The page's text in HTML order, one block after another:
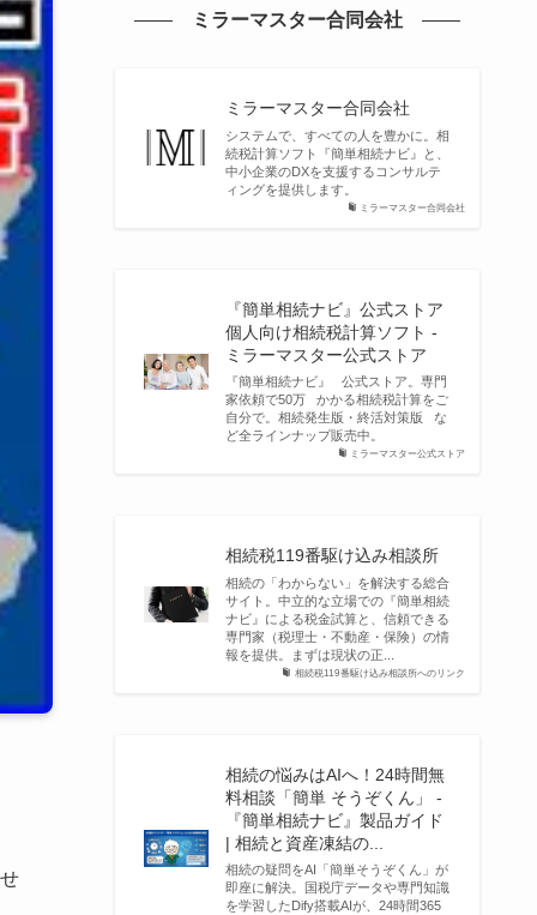
ミラーマスター合同会社
ミラーマスター合同会社
ミラーマスター合同会社
システムで、すべての人を豊かに。相
続税計算ソフト『簡単相続ナビ』と、
中小企業のDXを支援するコンサルテ
ィングを提供します。
ミラーマスター公式ストア
『簡単相続ナビ』公式ストア
個人向け相続税計算ソフト -
ミラーマスター公式ストア
『簡単相続ナビ』 公式ストア。専門
家依頼で50万 かかる相続税計算をご
自分で。相続発生版・終活対策版 な
ど全ラインナップ販売中。
相続税119番駆け込み相談所へのリンク
相続税119番駆け込み相談所
相続の「わからない」を解決する総合
サイト。中立的な立場での『簡単相続
ナビ』による税金試算と、信頼できる
専門家（税理士・不動産・保険）の情
報を提供。まずは現状の正...
相続の悩みはAIへ！24時間無
料相談「簡単 そうぞくん」 -
『簡単相続ナビ』製品ガイド
| 相続と資産凍結の...
相続の疑問をAI「簡単そうぞくん」が
即座に解決。国税庁データや専門知識
を学習したDify搭載AIが、24時間365